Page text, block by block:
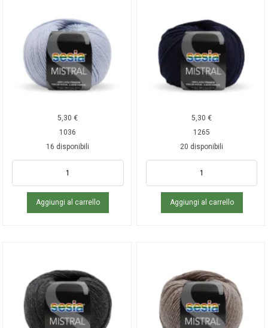
5,30€
1036
16 disponibili
Aggiungi al carrello
5,30€
1265
20 disponibili
Aggiungi al carrello